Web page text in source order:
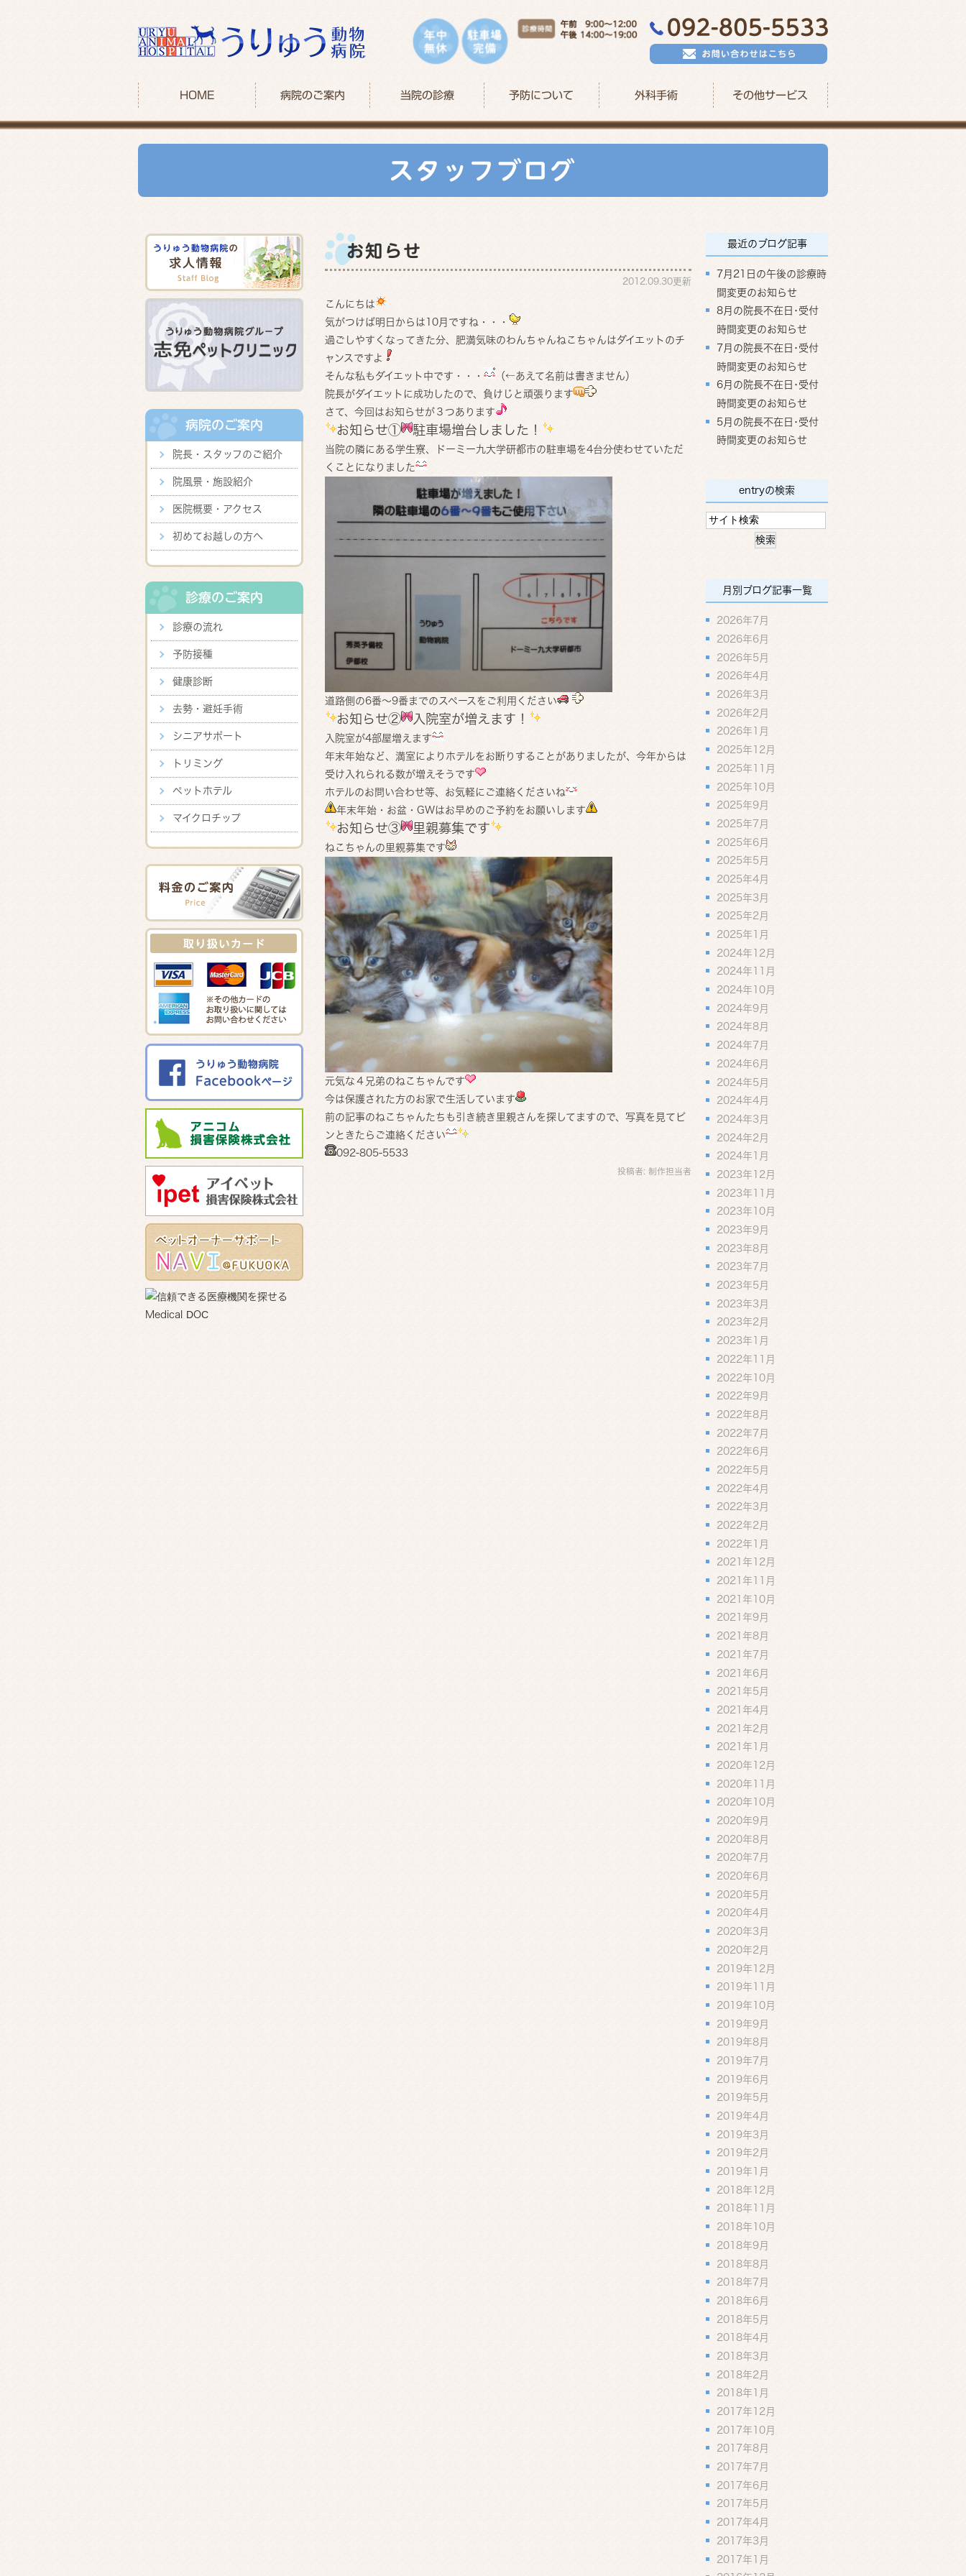
HOME 病院のご案内 当院の診療 予防について 外科手術 その他サービス
スタッフブログ
お知らせ
2012.09.30更新
こんにちは
気がつけば明日からは10月ですね・・・
過ごしやすくなってきた分、肥満気味のわんちゃんねこちゃんはダイエットのチ
ャンスですよ
そんな私もダイエット中です・・・
（←あえて名前は書きません）
院長がダイエットに成功したので、負けじと頑張ります
さて、今回はお知らせが３つあります
お知らせ① 駐車場増台しました！
当院の隣にある学生寮、ドーミー九大学研都市の駐車場を4台分使わせていただ
くことになりました
道路側の6番～9番までのスペースをご利用ください
お知らせ② 入院室が増えます！
入院室が4部屋増えます
年末年始など、満室によりホテルをお断りすることがありましたが、今年からは
受け入れられる数が増えそうです
ホテルのお問い合わせ等、お気軽にご連絡くださいね
年末年始・お盆・GWはお早めのご予約をお願いします
お知らせ③ 里親募集です
ねこちゃんの里親募集です
元気な４兄弟のねこちゃんです
今は保護された方のお家で生活しています
前の記事のねこちゃんたちも引き続き里親さんを探してますので、写真を見てピ
ンときたらご連絡ください
092-805-5533
投稿者: 制作担当者
最近のブログ記事
7月21日の午後の診療時
間変更のお知らせ
8月の院長不在日･受付
時間変更のお知らせ
7月の院長不在日･受付
時間変更のお知らせ
6月の院長不在日･受付
時間変更のお知らせ
5月の院長不在日･受付
時間変更のお知らせ
entryの検索
月別ブログ記事一覧
2026年7月
2026年6月
2026年5月
2026年4月
2026年3月
2026年2月
2026年1月
2025年12月
2025年11月
2025年10月
2025年9月
2025年7月
2025年6月
2025年5月
2025年4月
2025年3月
2025年2月
2025年1月
2024年12月
2024年11月
2024年10月
2024年9月
2024年8月
2024年7月
2024年6月
2024年5月
2024年4月
2024年3月
2024年2月
2024年1月
2023年12月
2023年11月
2023年10月
2023年9月
2023年8月
2023年7月
2023年5月
2023年3月
2023年2月
2023年1月
2022年11月
2022年10月
2022年9月
2022年8月
2022年7月
2022年6月
2022年5月
2022年4月
2022年3月
2022年2月
2022年1月
2021年12月
2021年11月
2021年10月
2021年9月
2021年8月
2021年7月
2021年6月
2021年5月
2021年4月
2021年2月
2021年1月
2020年12月
2020年11月
2020年10月
2020年9月
2020年8月
2020年7月
2020年6月
2020年5月
2020年4月
2020年3月
2020年2月
2019年12月
2019年11月
2019年10月
2019年9月
2019年8月
2019年7月
2019年6月
2019年5月
2019年4月
2019年3月
2019年2月
2019年1月
2018年12月
2018年11月
2018年10月
2018年9月
2018年8月
2018年7月
2018年6月
2018年5月
2018年4月
2018年3月
2018年2月
2018年1月
2017年12月
2017年10月
2017年8月
2017年7月
2017年6月
2017年5月
2017年4月
2017年3月
2017年1月
病院のご案内
院長・スタッフのご紹介
院風景・施設紹介
医院概要・アクセス
初めてお越しの方へ
診療のご案内
診療の流れ
予防接種
健康診断
去勢・避妊手術
シニアサポート
トリミング
ペットホテル
マイクロチップ